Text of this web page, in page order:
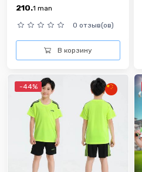
210.1 man
0 отзыв(ов)
В корзину
-44%